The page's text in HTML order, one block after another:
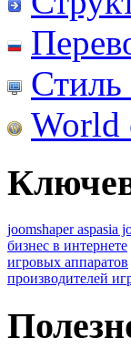
Стиль
World
joomshaper aspasia
бизнес в интернете
игровых аппаратов
производителей